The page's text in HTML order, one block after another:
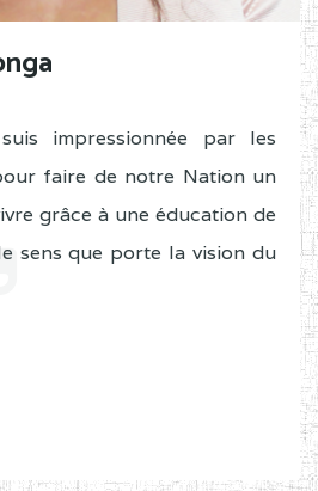
impressionnée par les
faire de notre Nation un
grâce à une éducation de
sens que porte la vision du